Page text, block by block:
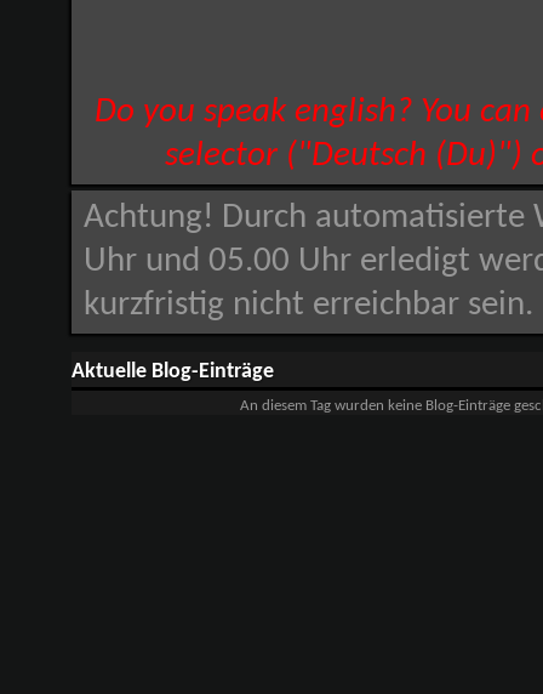
Do you speak english? You
selector ("Deutsch (Du)")
Achtung! Durch automatisierte
Uhr und 05.00 Uhr erledigt
kurzfristig nicht erreichbar
Aktuelle Blog-Einträge
An diesem Tag wurden keine Blog-Einträge